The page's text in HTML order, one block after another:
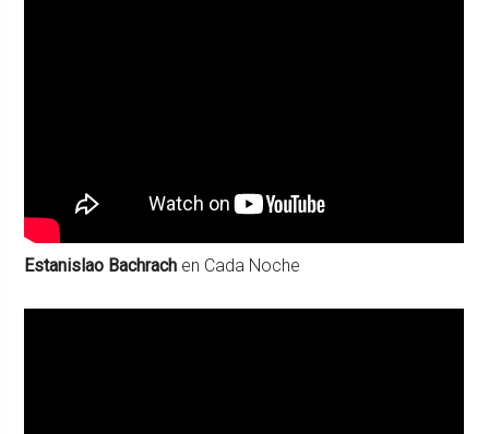
Estanislao Bachrach en Cada Noche